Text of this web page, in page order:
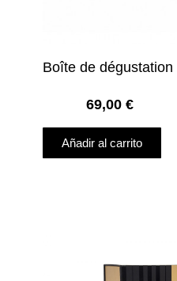
Boîte de
69,00 €
Añadir al carrito